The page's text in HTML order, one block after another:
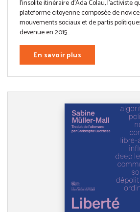
l’insolite itinéraire d’Ada Colau, l’activiste
plateforme citoyenne composée de
mouvements sociaux et de partis
devenue en 2015...
En savoir plus